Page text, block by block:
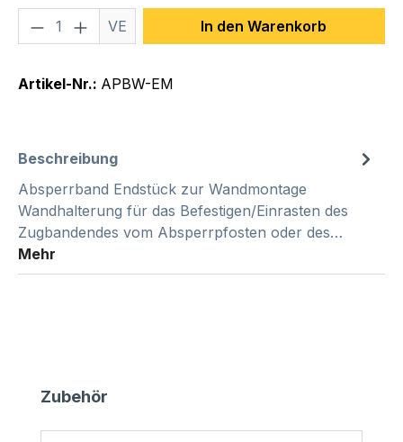
Produkt Anzahl: Gib den
VE In den Warenkorb
Artikel-Nr.: APBW-EM
Beschreibung
Absperrband Endstück zur Wandmontage
Wandhalterung für das Befestigen/Einrasten des
Zugbandendes vom Absperrpfosten oder des…
Mehr
Produktgalerie überspringen
Zubehör